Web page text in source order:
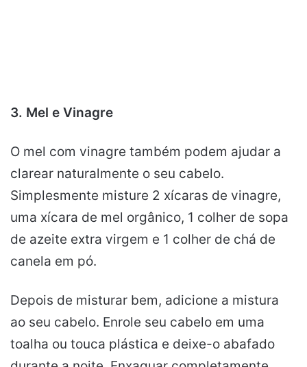
3. Mel e Vinagre
O mel com vinagre também podem ajudar a
clarear naturalmente o seu cabelo.
Simplesmente misture 2 xícaras de vinagre,
uma xícara de mel orgânico, 1 colher de sopa
de azeite extra virgem e 1 colher de chá de
canela em pó.
Depois de misturar bem, adicione a mistura
ao seu cabelo. Enrole seu cabelo em uma
toalha ou touca plástica e deixe-o abafado